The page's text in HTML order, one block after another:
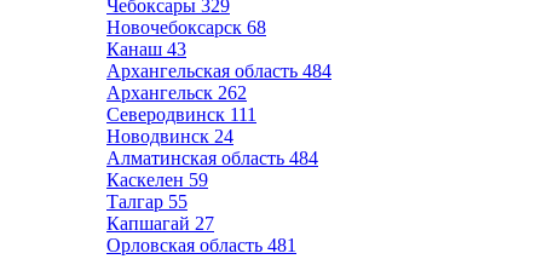
Чебоксары 329
Новочебоксарск 68
Канаш 43
Архангельская область 484
Архангельск 262
Северодвинск 111
Новодвинск 24
Алматинская область 484
Каскелен 59
Талгар 55
Капшагай 27
Орловская область 481